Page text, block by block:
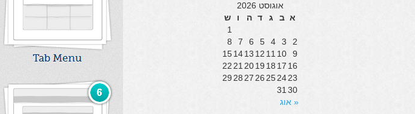
אוגוסט 2026
א ב ג ד ה ו
ש
1
2
3
4
5
6
7
8
9
10
11
12
13
14
15
16
17
18
19
20
21
22
23
24
25
26
27
28
29
30
31
« אוג